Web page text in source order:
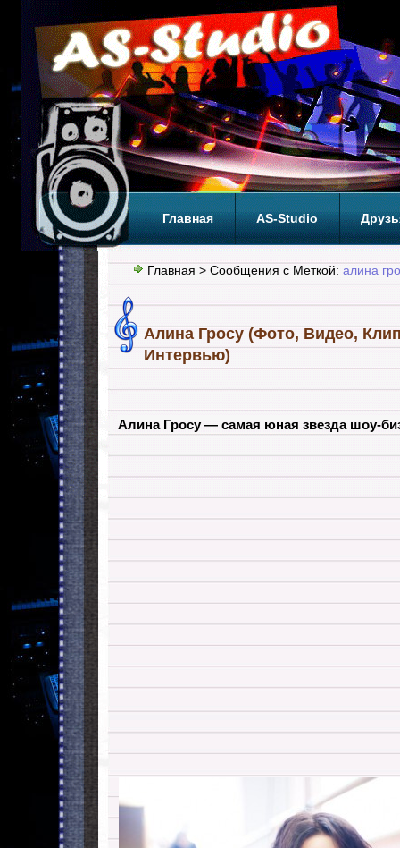
Главная AS-Studio
Теги ТОП
Главная > Сообщения с Меткой: алина
Алина Гросу (Фото, Видео,
Интервью)
Алина Гросу — самая юная звезда шоу-